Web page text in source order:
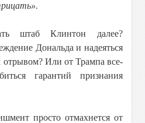
штаб Клинтон далее?
Дональда и надеяться
Или от Трампа все-
гарантий признания
просто отмахнется от